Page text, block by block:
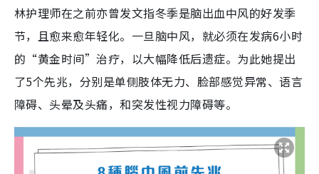
林护理师在之前亦曾发文指冬季是脑出血中风的好发季
节，且愈来愈年轻化。一旦脑中风，就必须在发病6小时
的“黄金时间”治疗，以大幅降低后遗症。为此她提出
了5个先兆，分别是单侧肢体无力、脸部感觉异常、语言
障碍、头晕及头痛，和突发性视力障碍等。